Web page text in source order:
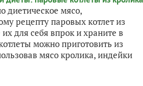
диетическое мясо,
рецепту паровых котлет из
их для себя впрок и храните в
можно приготовить из
мясо кролика, индейки